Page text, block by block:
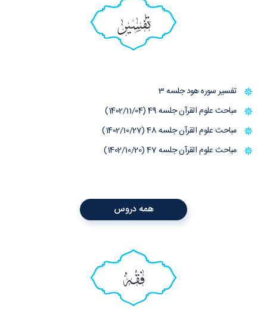
تفسیر
تفسیر سوره هود جلسه 3
مباحث علوم القرآن جلسه 49 (1402/11/04)
مباحث علوم القرآن جلسه 48 (1402/10/27)
مباحث علوم القرآن جلسه 47 (1402/10/20)
همه دروس
فقه